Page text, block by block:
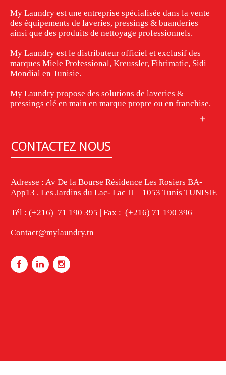
My Laundry est une entreprise spécialisée dans la vente
des équipements de laveries, pressings & buanderies
ainsi que des produits de nettoyage professionnels.
My Laundry est le distributeur officiel et exclusif des
marques Miele Professional, Kreussler, Fibrimatic, Sidi
Mondial en Tunisie.
My Laundry propose des solutions de laveries &
pressings clé en main en marque propre ou en franchise.
CONTACTEZ NOUS
Adresse : Av De la Bourse Résidence Les Rosiers BA-
App13 . Les Jardins du Lac- Lac II – 1053 Tunis TUNISIE
Tél : (+216) 71 190 395 | Fax : (+216) 71 190 396
Contact@mylaundry.tn